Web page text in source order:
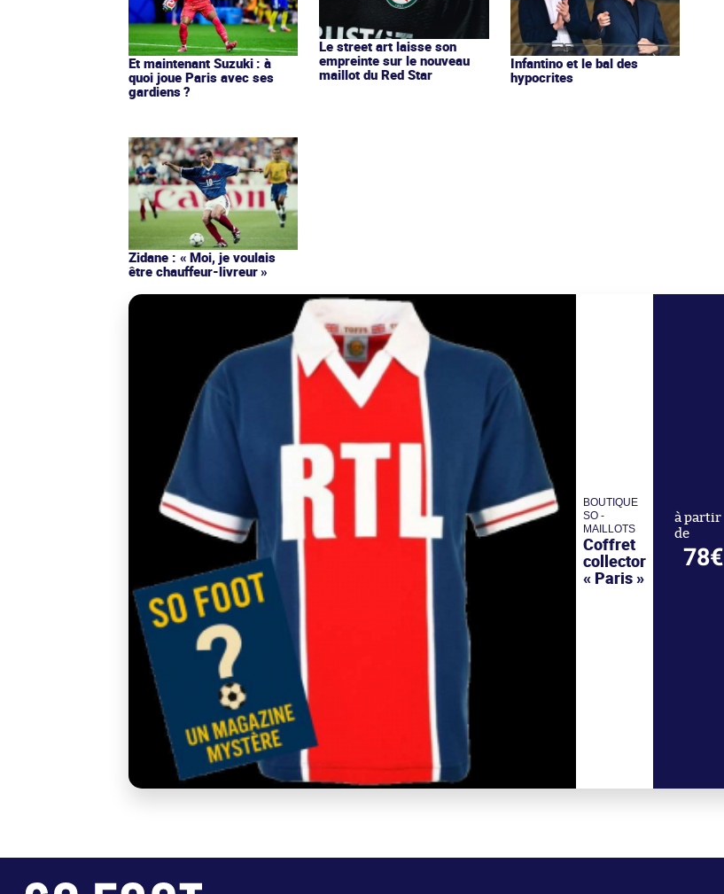
Et maintenant Suzuki : à
quoi joue Paris avec ses
gardiens ?
Le street art laisse son
empreinte sur le nouveau
maillot du Red Star
Infantino et le bal des
hypocrites
Zidane : « Moi, je voulais
être chauffeur-livreur »
BOUTIQUE
SO -
MAILLOTS
Coffret
collector
« Paris »
à partir
de
78€